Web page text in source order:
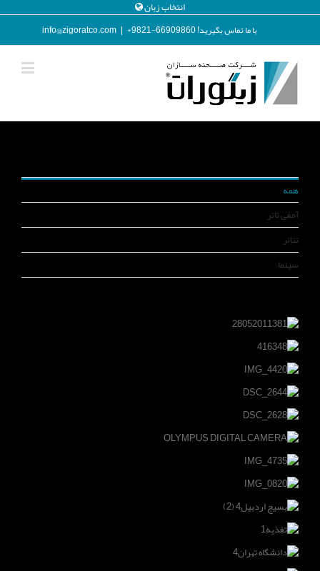
انتخاب زبان
با ما تماس بگیرید! 66909860-9821+ |
info@zigoratco.com
همه
آمفی تاتر
تئاتر
سینما